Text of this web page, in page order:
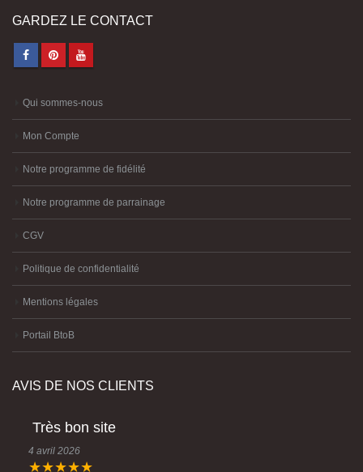
GARDEZ LE CONTACT
Qui sommes-nous
Mon Compte
Notre programme de fidélité
Notre programme de parrainage
CGV
Politique de confidentialité
Mentions légales
Portail BtoB
AVIS DE NOS CLIENTS
Très bon site
4 avril 2026
★★★★★